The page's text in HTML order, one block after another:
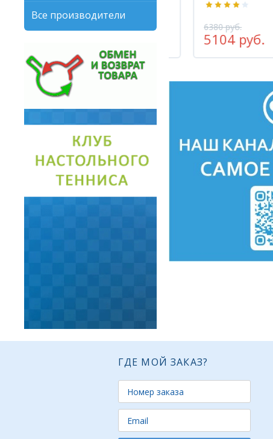
Все производители
6380 руб.
5104 руб.
ГДЕ МОЙ ЗАКАЗ?